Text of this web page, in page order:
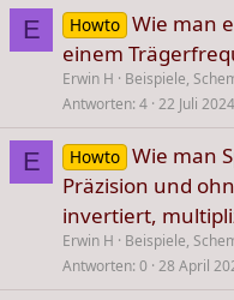
E Howto Wie man
einem
Erwin H
Beispiele,
Antworten 4 22 Juli 2024
E Howto Wie man
Präzision und
invertiert,
Erwin H
Beispiele,
Antworten 0 28 April